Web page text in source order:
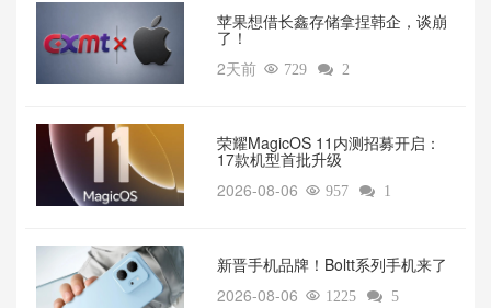
苹果想借长鑫存储拿捏韩企，谈崩
了！
2天前  729  2
荣耀MagicOS 11内测招募开启：
17款机型首批升级
2026-08-06  957  1
新晋手机品牌！Boltt系列手机来了
2026-08-06  1225  5